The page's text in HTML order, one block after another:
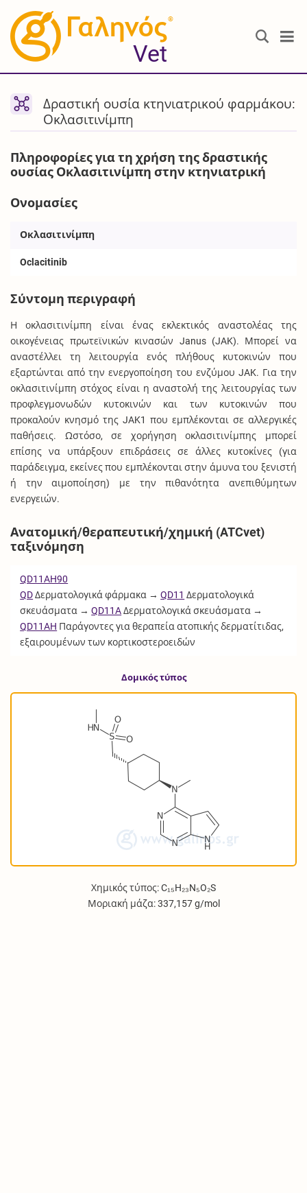
®
Vet
Δραστική ουσία κτηνιατρικού φαρμάκου:
Οκλασιτινίμπη
Πληροφορίες για τη χρήση της δραστικής
ουσίας Οκλασιτινίμπη στην κτηνιατρική
Ονομασίες
Οκλασιτινίμπη
Oclacitinib
Σύντομη περιγραφή
Η οκλασιτινίμπη είναι ένας εκλεκτικός αναστολέας της
οικογένειας πρωτεϊνικών κινασών Janus (JAK). Μπορεί να
αναστέλλει τη λειτουργία ενός πλήθους κυτοκινών που
εξαρτώνται από την ενεργοποίηση του ενζύμου JAK. Για την
οκλασιτινίμπη στόχος είναι η αναστολή της λειτουργίας των
προφλεγμονωδών κυτοκινών και των κυτοκινών που
προκαλούν κνησμό της JAK1 που εμπλέκονται σε αλλεργικές
παθήσεις. Ωστόσο, σε χορήγηση οκλασιτινίμπης μπορεί
επίσης να υπάρξουν επιδράσεις σε άλλες κυτοκίνες (για
παράδειγμα, εκείνες που εμπλέκονται στην άμυνα του ξενιστή
ή την αιμοποίηση) με την πιθανότητα ανεπιθύμητων
ενεργειών.
Ανατομική/θεραπευτική/χημική (ATCvet)
ταξινόμηση
QD11AH90
QDΔερματολογικά φάρμακα →QD11 Δερματολογικά
σκευάσματα →QD11AΔερματολογικά σκευάσματα →
QD11AH Παράγοντες για θεραπεία ατοπικής δερματίτιδας,
εξαιρουμένων των κορτικοστεροειδών
Δομικός τύπος
Χημικός τύπος: C₁₅H₂₃N₅O₂S
Μοριακή μάζα: 337,157 g/mol